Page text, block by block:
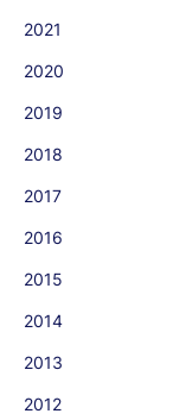
2021
2020
2019
2018
2017
2016
2015
2014
2013
2012